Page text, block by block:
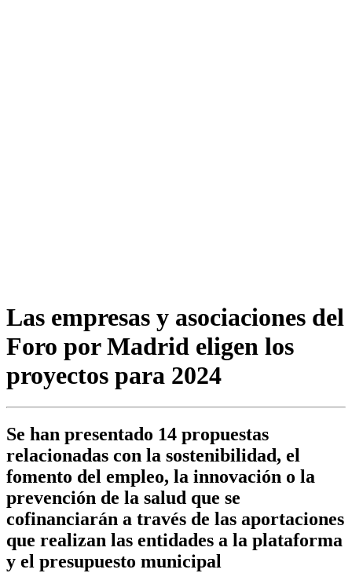
Las empresas y asociaciones del
Foro por Madrid eligen los
proyectos para 2024
Se han presentado 14 propuestas
relacionadas con la sostenibilidad, el
fomento del empleo, la innovación o la
prevención de la salud que se
cofinanciarán a través de las aportaciones
que realizan las entidades a la plataforma
y el presupuesto municipal